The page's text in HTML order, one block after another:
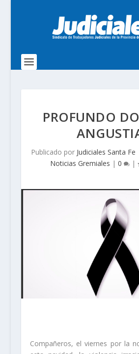
PROFUNDO
Publicado por Judiciales Santa Fe
Noticias Gremiales | 0 |
Compañeros, el viernes por la